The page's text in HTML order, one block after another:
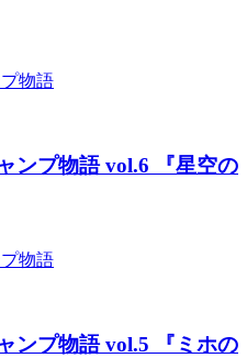
物語
ンプ物語 vol.6 『星空の
物語
ンプ物語 vol.5 『ミホの